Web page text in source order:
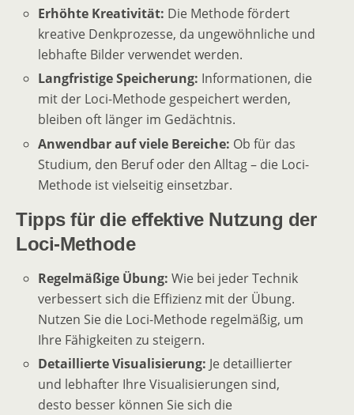
Erhöhte Kreativität: Die Methode fördert
kreative Denkprozesse, da ungewöhnliche und
lebhafte Bilder verwendet werden.
Langfristige Speicherung: Informationen, die
mit der Loci-Methode gespeichert werden,
bleiben oft länger im Gedächtnis.
Anwendbar auf viele Bereiche: Ob für das
Studium, den Beruf oder den Alltag – die Loci-
Methode ist vielseitig einsetzbar.
Tipps für die effektive Nutzung der
Loci-Methode
Regelmäßige Übung: Wie bei jeder Technik
verbessert sich die Effizienz mit der Übung.
Nutzen Sie die Loci-Methode regelmäßig, um
Ihre Fähigkeiten zu steigern.
Detaillierte Visualisierung: Je detaillierter
und lebhafter Ihre Visualisierungen sind,
desto besser können Sie sich die